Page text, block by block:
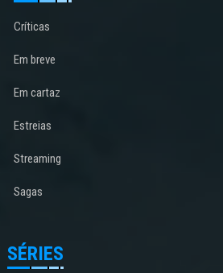
Críticas
Em breve
Em cartaz
Estreias
Streaming
Sagas
SÉRIES